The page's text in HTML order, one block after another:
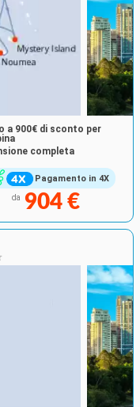
Pagamento in 4X
a 900€ di sconto per
completa
da 904 €